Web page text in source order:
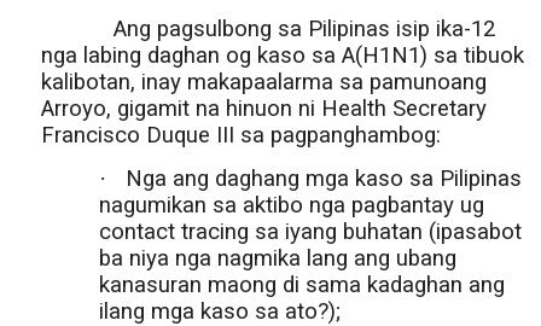
Ang pagsulbong sa Pilipinas isip ika-12
nga labing daghan og kaso sa A(H1N1) sa tibuok
kalibotan, inay makapaalarma sa pamunoang
Arroyo, gigamit na hinuon ni Health Secretary
Francisco Duque III sa pagpanghambog:
·
Nga ang daghang mga kaso sa Pilipinas
nagumikan sa aktibo nga pagbantay ug
contact tracing sa iyang buhatan (ipasabot
ba niya nga nagmika lang ang ubang
kanasuran maong di sama kadaghan ang
ilang mga kaso sa ato?);